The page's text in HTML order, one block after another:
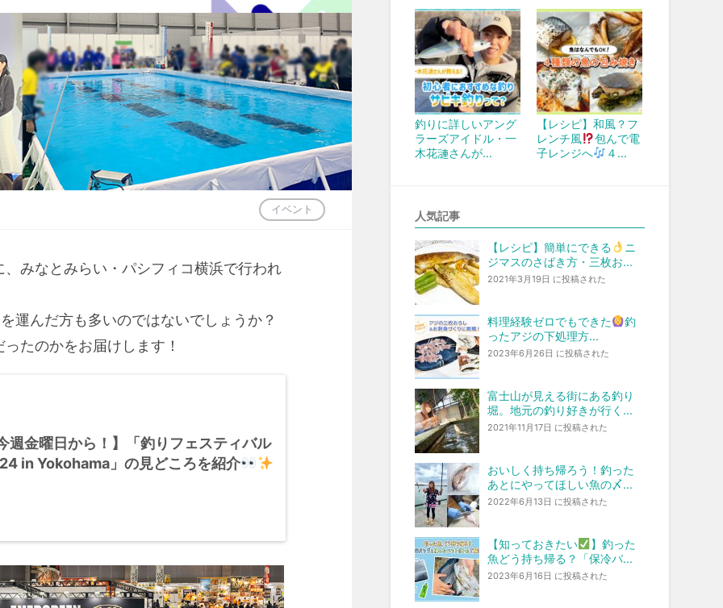
イベント
みなとみらい・パシフィコ横浜で行われ
運んだ方も多いのではないでしょうか？
たのかをお届けします！
週金曜日から！】「釣りフェスティバル
2024 in Yokohama」の見どころを紹介
釣りに詳しいアング
ラーズアイドル・一
木花漣さんが…
【レシピ】和風？フ
レンチ風
包んで電
子レンジへ
４…
人気記事
【レシピ】簡単にできる
ニ
ジマスのさばき方・三枚お...
2021年3月19日 に投稿された
料理経験ゼロでもできた
釣
ったアジの下処理方...
2023年6月26日 に投稿された
富士山が見える街にある釣り
堀。地元の釣り好きが行く...
2021年11月17日 に投稿された
おいしく持ち帰ろう！釣った
あとにやってほしい魚の〆...
2022年6月13日 に投稿された
【知っておきたい
】釣った
魚どう持ち帰る？「保冷バ...
2023年6月16日 に投稿された